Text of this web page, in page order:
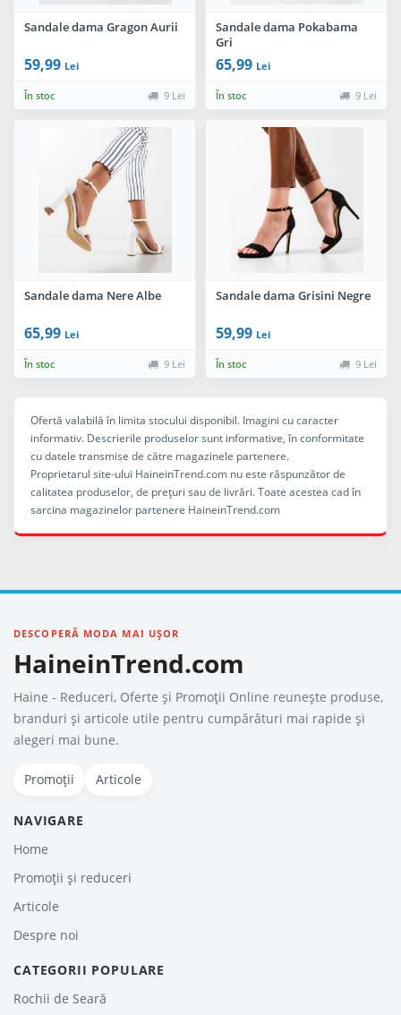
Sandale dama Gragon Aurii
59,99 Lei
În stoc 9 Lei
Sandale dama Pokabama
Gri
65,99 Lei
În stoc 9 Lei
Sandale dama Nere Albe
65,99 Lei
În stoc 9 Lei
Sandale dama Grisini Negre
59,99 Lei
În stoc 9 Lei
Ofertă valabilă în limita stocului disponibil. Imagini cu caracter
informativ. Descrierile produselor sunt informative, în conformitate
cu datele transmise de către magazinele partenere.
Proprietarul site-ului HaineinTrend.com nu este răspunzător de
calitatea produselor, de preţuri sau de livrări. Toate acestea cad în
sarcina magazinelor partenere HaineinTrend.com
DESCOPERĂ MODA MAI UȘOR
HaineinTrend.com
Haine - Reduceri, Oferte şi Promoţii Online reunește produse,
branduri și articole utile pentru cumpărături mai rapide și
alegeri mai bune.
Promoții Articole
NAVIGARE
Home
Promoții și reduceri
Articole
Despre noi
CATEGORII POPULARE
Rochii de Seară